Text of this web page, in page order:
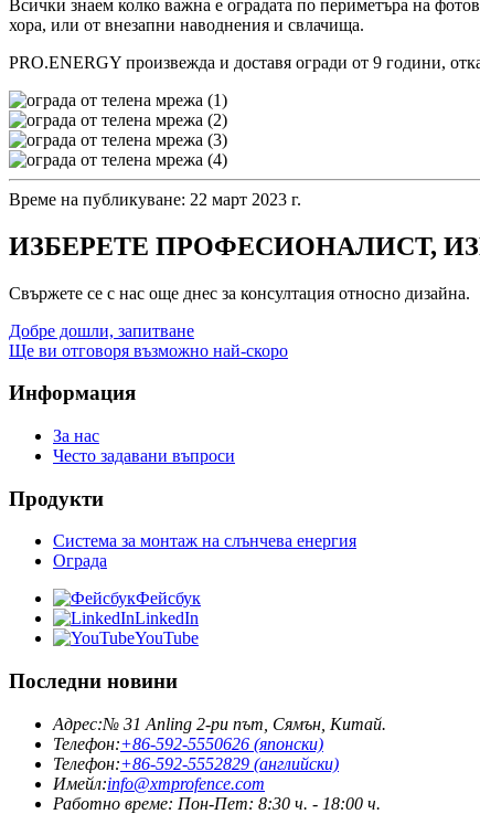
Всички знаем колко важна е оградата по периметъра на
хора, или от внезапни наводнения и свлачища.
PRO.ENERGY произвежда и доставя огради от 9 години,
Време на публикуване: 22 март 2023 г.
ИЗБЕРЕТЕ ПРОФЕСИОНАЛИСТ,
Свържете се с нас още днес за консултация относно дизайна.
Добре дошли, запитване
Ще ви отговоря възможно най-скоро
Информация
За нас
Често задавани въпроси
Продукти
Система за монтаж на слънчева енергия
Ограда
Фейсбук
LinkedIn
YouTube
Последни новини
Адрес:№ 31 Anling 2-ри път, Сямън, Китай.
Телефон:+86-592-5550626 (японски)
Телефон:+86-592-5552829 (английски)
Имейл:info@xmprofence.com
Работно време: Пон-Пет: 8:30 ч. - 18:00 ч.